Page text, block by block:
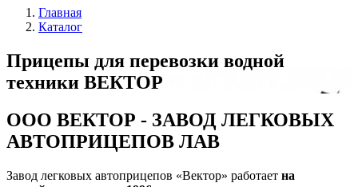
Главная
Каталог
Прицепы для перевозки водной
техники ВЕКТОР
ООО ВЕКТОР - ЗАВОД ЛЕГКОВЫХ
АВТОПРИЦЕПОВ ЛАВ
Завод легковых автоприцепов «Вектор» работает на